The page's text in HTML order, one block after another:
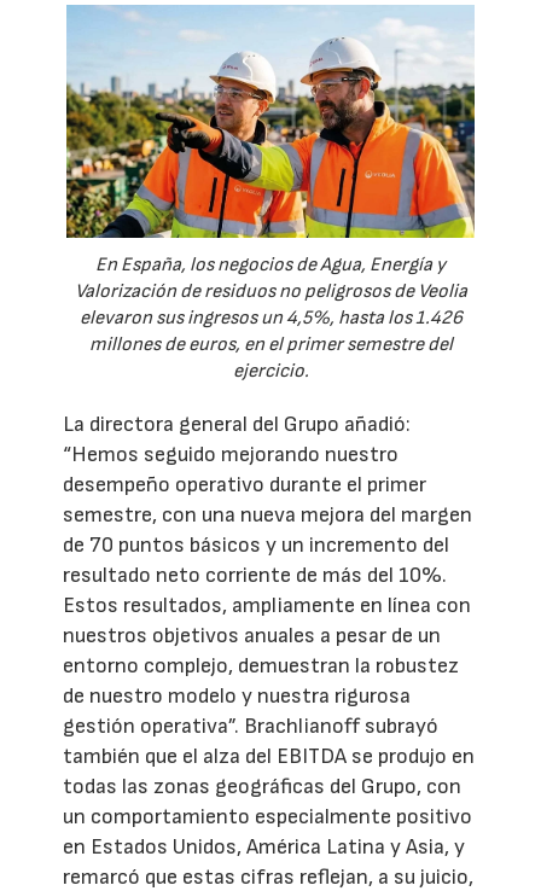
En España, los negocios de Agua, Energía y
Valorización de residuos no peligrosos de Veolia
elevaron sus ingresos un 4,5%, hasta los 1.426
millones de euros, en el primer semestre del
ejercicio.
La directora general del Grupo añadió:
“Hemos seguido mejorando nuestro
desempeño operativo durante el primer
semestre, con una nueva mejora del margen
de 70 puntos básicos y un incremento del
resultado neto corriente de más del 10%.
Estos resultados, ampliamente en línea con
nuestros objetivos anuales a pesar de un
entorno complejo, demuestran la robustez
de nuestro modelo y nuestra rigurosa
gestión operativa”. Brachlianoff subrayó
también que el alza del EBITDA se produjo en
todas las zonas geográficas del Grupo, con
un comportamiento especialmente positivo
en Estados Unidos, América Latina y Asia, y
remarcó que estas cifras reflejan, a su juicio,